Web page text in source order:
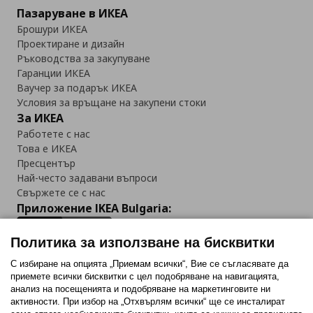
Пазаруване в ИКЕА
Брошури ИКЕА
Проектиране и дизайн
Ръководства за закупуване
Гаранции ИКЕА
Ваучер за подарък ИКЕА
Условия за връщане на закупени стоки
За ИКЕА
Работете с нас
Това е ИКЕА
Пресцентър
Най-често задавани въпроси
Свържете се с нас
Приложение IKEA Bulgaria:
Последвайте ни:
FacebookTwitterYoutubePinterestInstagram
Политика за използване на бисквитки
С избиране на опцията „Приемам всички“, Вие се съгласявате да
приемете всички бисквитки с цел подобряване на навигацията,
анализ на посещенията и подобряване на маркетинговите ни
активности. При избор на „Отхвърлям всички“ ще се инсталират